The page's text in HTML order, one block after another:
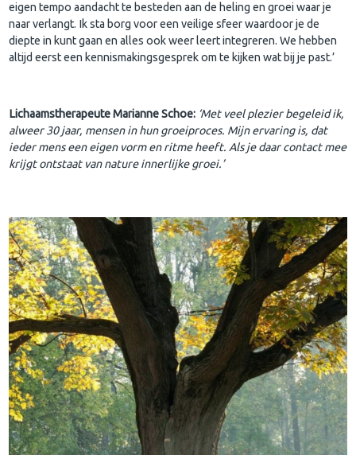
eigen tempo aandacht te besteden aan de heling en groei waar je
naar verlangt. Ik sta borg voor een veilige sfeer waardoor je de
diepte in kunt gaan en alles ook weer leert integreren. We hebben
altijd eerst een kennismakingsgesprek om te kijken wat bij je past.’
Lichaamstherapeute Marianne Schoe: ‘Met veel plezier begeleid ik,
alweer 30 jaar, mensen in hun groeiproces. Mijn ervaring is, dat
ieder mens een eigen vorm en ritme heeft. Als je daar contact mee
krijgt ontstaat van nature innerlijke groei.’